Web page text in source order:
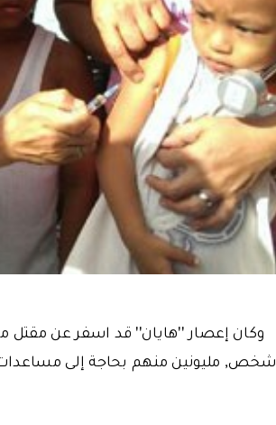
شخص, مليونين منهم بحاجة إلى مساعدات